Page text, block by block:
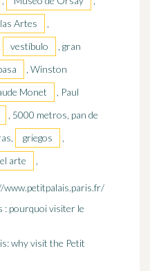
Artes
,
vestíbulo
, gran
, Winston
Monet
, Paul
, 5000 metros, pan de
griegos
,
arte ,
www.petitpalais.paris.fr/
: pourquoi visiter le
why visit the Petit